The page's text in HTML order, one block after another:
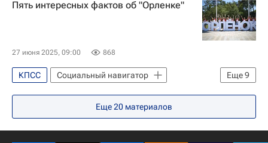
Пять интересных фактов об "Орленке"
27 июня 2025, 09:00 868
Еще9
КПСС
Социальный навигатор
Байкал
Краснодарский край
Алексей Леонов
Дмитрий Полянский
Артек
Еще20 материалов